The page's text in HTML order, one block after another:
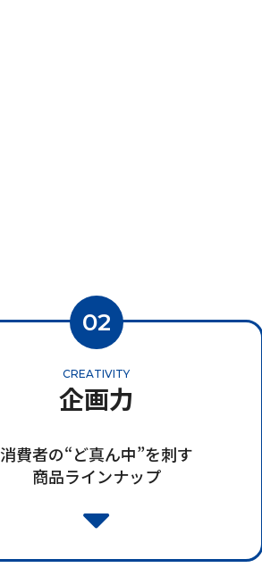
02
CREATIVITY
企画力
消費者の“ど真ん中”を刺す
商品ラインナップ